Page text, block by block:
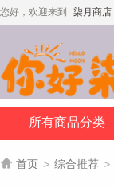
您好，欢迎来到 柒月商店
所有商品分类
 首页 > 综合推荐 >